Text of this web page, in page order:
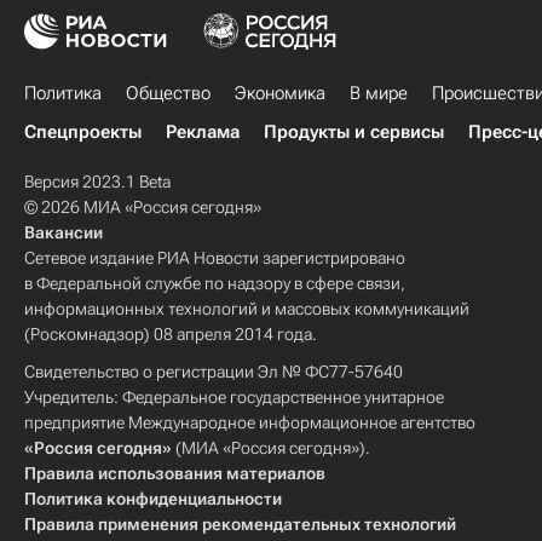
Политика Общество Экономика В мире
Спецпроекты
Реклама Продукты и сервисы Пресс-
Версия 2023.1 Beta
© 2026 МИА «Россия сегодня»
Вакансии
Сетевое издание РИА Новости зарегистрировано
в Федеральной службе по надзору в сфере связи,
информационных технологий и массовых коммуникаций
(Роскомнадзор) 08 апреля 2014 года.
Свидетельство о регистрации Эл № ФС77-57640
Учредитель: Федеральное государственное унитарное
предприятие Международное информационное агентство
«Россия сегодня» (МИА «Россия сегодня»).
Правила использования материалов
Политика конфиденциальности
Правила применения рекомендательных технологий